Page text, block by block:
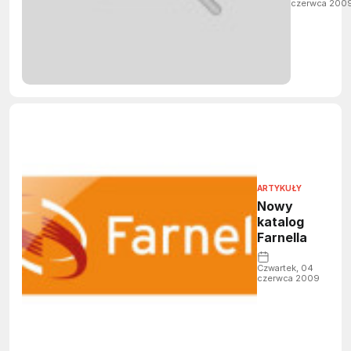
czerwca
ARTYKUŁY
Nowy
katalog
Farnella
Czwartek, 04
czerwca 2009